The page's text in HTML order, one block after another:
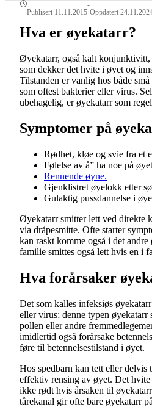
Publisert 11.11.2015
-
Oppdatert
Hva er øyekatarr?
Øyekatarr, også kalt konjunktivitt,
som dekker det hvite i øyet og
Tilstanden er vanlig hos både
som oftest bakterier eller virus.
ubehagelig, er øyekatarr som
Symptomer på
Rødhet, kløe og svie fra et
Følelse av å” ha noe på
Rennende øyne.
Gjenklistret øyelokk etter
Gulaktig pussdannelse i
Øyekatarr smitter lett ved direkte
via dråpesmitte. Ofte starter
kan raskt komme også i det
familie smittes også lett hvis en i
Hva forårsaker
Det som kalles infeksiøs
eller virus; denne typen øyekatarr
pollen eller andre
imidlertid også forårsake
føre til betennelsestilstand i øyet.
Hos spedbarn kan tett eller delvis
effektiv rensing av øyet. Det
ikke rødt hvis årsaken til
tårekanal gir ofte bare øyekatarr